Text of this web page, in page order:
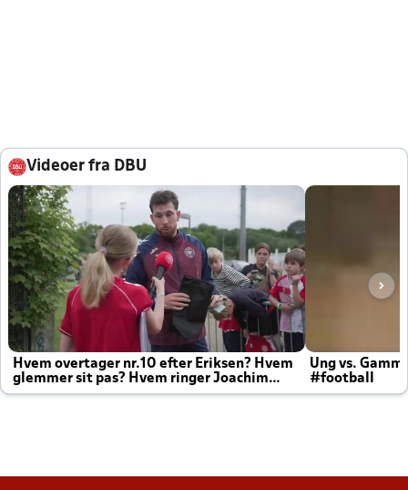
Videoer fra DBU
Hvem overtager nr.10 efter Eriksen? Hvem
glemmer sit pas? Hvem ringer Joachim
altid til efter kampe?
Ung vs.
#football